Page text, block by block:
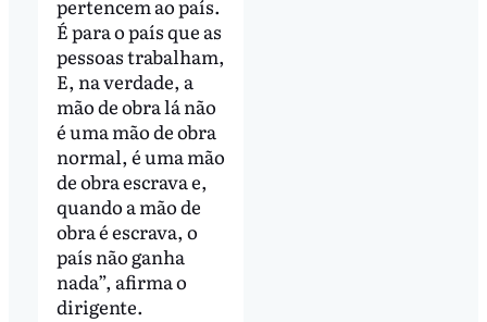
pertencem ao país.
É para o país que as
pessoas trabalham,
E, na verdade, a
mão de obra lá não
é uma mão de obra
normal, é uma mão
de obra escrava e,
quando a mão de
obra é escrava, o
país não ganha
nada”, afirma o
dirigente.